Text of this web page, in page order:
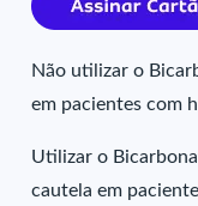
Não utilizar o
em pacientes com
Utilizar o
cautela em